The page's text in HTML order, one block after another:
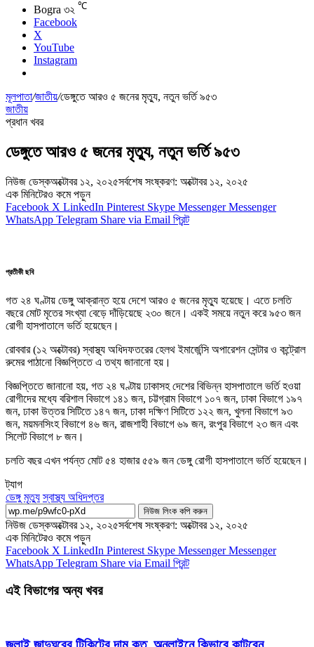
Bogra ৩২ ℃
Facebook
X
YouTube
Instagram
মূলপাতা/জাতীয়/ডেঙ্গুতে আরও ৫ জনের মৃত্যু, নতুন ভর্তি ৯৫৩
জাতীয়
প্রধান খবর
ডেঙ্গুতে আরও ৫ জনের মৃত্যু, নতুন ভর্তি ৯৫৩
নিউজ ডেস্কঅক্টোবর ১২, ২০২৫সর্বশেষ সংষ্করণ: অক্টোবর ১২, ২০২৫
এক মিনিটেরও কমে পড়ুন
Facebook X LinkedIn Pinterest Skype Messenger Messenger
WhatsApp Telegram Share via Email প্রিন্ট
প্রতীকী ছবি
গত ২৪ ঘণ্টায় ডেঙ্গু আক্রান্ত হয়ে দেশে আরও ৫ জনের মৃত্যু হয়েছে। এতে চলতি
বছরে মোট মৃতের সংখ্যা বেড়ে দাঁড়িয়েছে ২৩০ জনে। একই সময়ে নতুন করে ৯৫৩ জন
রোগী হাসপাতালে ভর্তি হয়েছেন।
রোববার (১২ অক্টোবর) স্বাস্থ্য অধিদফতরের হেলথ ইমার্জেন্সি অপারেশন সেন্টার ও কন্ট্রোল
রুমের পাঠানো বিজ্ঞপ্তিতে এ তথ্য জানানো হয়।
বিজ্ঞপ্তিতে জানানো হয়, গত ২৪ ঘণ্টায় ঢাকাসহ দেশের বিভিন্ন হাসপাতালে ভর্তি হওয়া
রোগীদের মধ্যে বরিশাল বিভাগে ১৪১ জন, চট্টগ্রাম বিভাগে ১০৭ জন, ঢাকা বিভাগে ১৯৭
জন, ঢাকা উত্তর সিটিতে ১৪৭ জন, ঢাকা দক্ষিণ সিটিতে ১২২ জন, খুলনা বিভাগে ৯৩
জন, ময়মনসিংহ বিভাগে ৪৬ জন, রাজশাহী বিভাগে ৬৯ জন, রংপুর বিভাগে ২৩ জন এবং
সিলেট বিভাগে ৮ জন।
চলতি বছর এখন পর্যন্ত মোট ৫৪ হাজার ৫৫৯ জন ডেঙ্গু রোগী হাসপাতালে ভর্তি হয়েছেন।
ট্যাগ
ডেঙ্গু মৃত্যু স্বাস্থ্য অধিদপ্তর
নিউজ লিংক কপি করুন
নিউজ ডেস্কঅক্টোবর ১২, ২০২৫সর্বশেষ সংষ্করণ: অক্টোবর ১২, ২০২৫
এক মিনিটেরও কমে পড়ুন
Facebook X LinkedIn Pinterest Skype Messenger Messenger
WhatsApp Telegram Share via Email প্রিন্ট
এই বিভাগের অন্য খবর